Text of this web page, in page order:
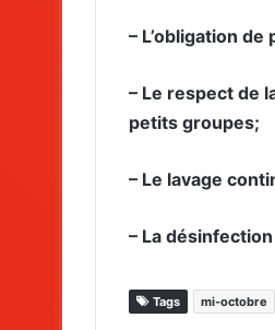
– L’obligation
– Le respect de
petits groupes;
– Le lavage
– La
Tags mi-octobre